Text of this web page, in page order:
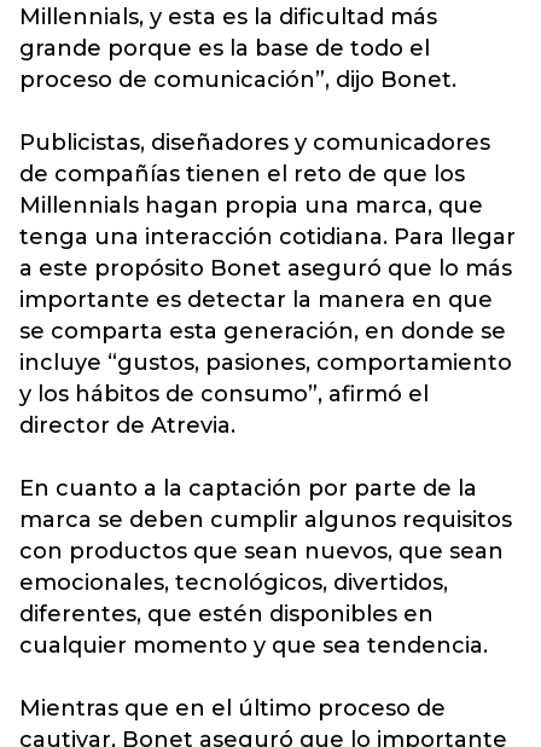
Millennials, y esta es la dificultad más
grande porque es la base de todo el
proceso de comunicación”, dijo Bonet.
Publicistas, diseñadores y comunicadores
de compañías tienen el reto de que los
Millennials hagan propia una marca, que
tenga una interacción cotidiana. Para llegar
a este propósito Bonet aseguró que lo más
importante es detectar la manera en que
se comparta esta generación, en donde se
incluye “gustos, pasiones, comportamiento
y los hábitos de consumo”, afirmó el
director de Atrevia.
En cuanto a la captación por parte de la
marca se deben cumplir algunos requisitos
con productos que sean nuevos, que sean
emocionales, tecnológicos, divertidos,
diferentes, que estén disponibles en
cualquier momento y que sea tendencia.
Mientras que en el último proceso de
cautivar, Bonet aseguró que lo importante